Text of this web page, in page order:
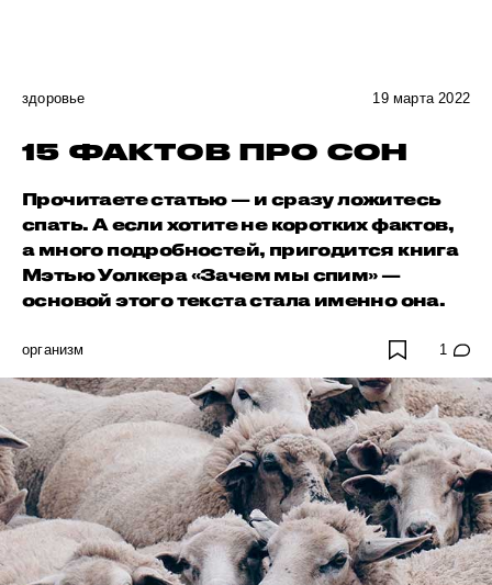
здоровье 19 марта 2022
15 ФАКТОВ ПРО СОН
Прочитаете статью — и сразу ложитесь
спать. А если хотите не коротких фактов,
а много подробностей, пригодится книга
Мэтью Уолкера «Зачем мы спим» —
основой этого текста стала именно она.
организм 1